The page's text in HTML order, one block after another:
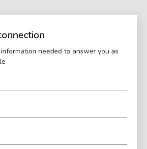
needed to answer you as